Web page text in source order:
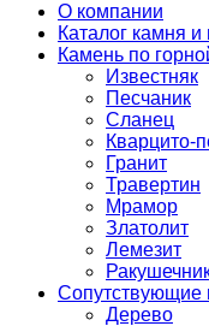
О компании
Каталог камня и
Камень по
Известняк
Песчаник
Сланец
Кварцито-
Гранит
Травертин
Мрамор
Златолит
Лемезит
Сопутствующие
Дерево